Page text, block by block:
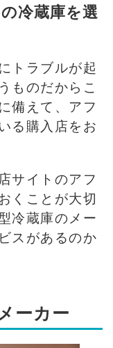
冷蔵庫を選
トラブルが起
ものだからこ
備えて、アフ
る購入店をお
サイトのアフ
くことが大切
冷蔵庫のメー
スがあるのか
ーカー